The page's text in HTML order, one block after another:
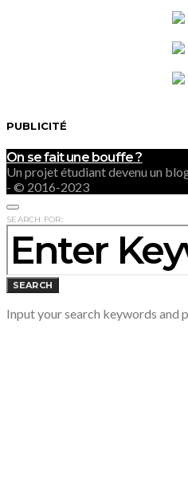
PUBLICITÉ
On se fait une bouffe ?
Un projet étudiant devenu un
- © 2016-2023
SEARCH FOR:
SEARCH
Input your search keywords and